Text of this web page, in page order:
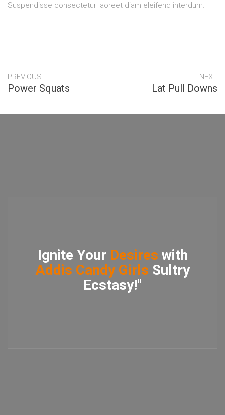
Suspendisse consectetur laoreet diam eleifend interdum.
PREVIOUS
Power Squats
NEXT
Lat Pull Downs
Ignite Your Desires with
Addis Candy Girls Sultry
Ecstasy!"